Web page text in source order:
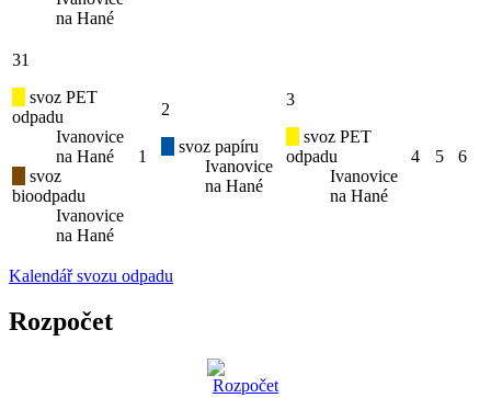
na Hané
31
svoz PET
odpadu
Ivanovice
na Hané
svoz
bioodpadu
Ivanovice
na Hané
1
2
svoz papíru
Ivanovice
na Hané
3
svoz PET
odpadu
Ivanovice
na Hané
4 5 6
Kalendář svozu odpadu
Rozpočet